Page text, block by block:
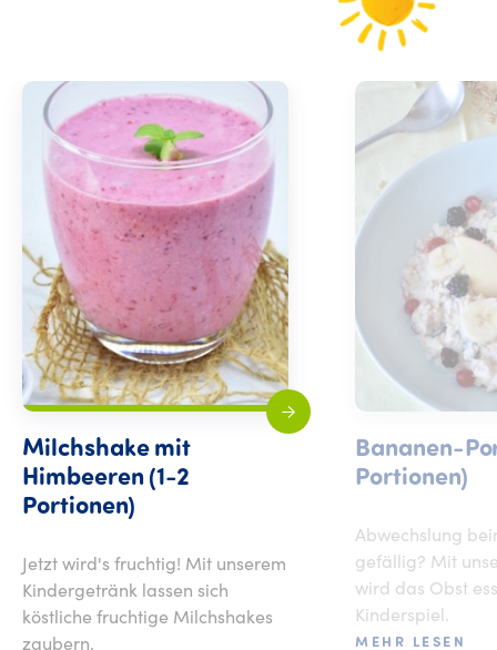
Milchshake mit
Himbeeren (1-2
Portionen)
Jetzt wird's fruchtig! Mit unserem
Kindergetränk lassen sich
köstliche fruchtige Milchshakes
zaubern.
Bananen-
Portionen)
Abwechslung
gefällig? Mit
wird das Obst
Kinderspiel.
MEHR LESEN